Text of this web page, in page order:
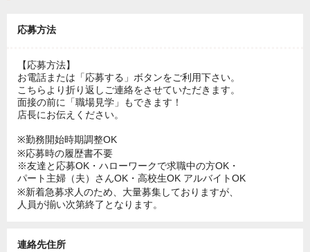
応募方法
【応募方法】
お電話または「応募する」ボタンをご利用下さい。
こちらより折り返しご連絡をさせていただきます。
面接の前に「職場見学」もできます！
店長にお伝えください。
※勤務開始時期調整OK
※応募時の履歴書不要
※友達と応募OK・ハローワークで求職中の方OK・
パート主婦（夫）さんOK・高校生OK アルバイトOK
※新着急募求人のため、大量募集しておりますが、
人員が揃い次第終了となります。
連絡先住所